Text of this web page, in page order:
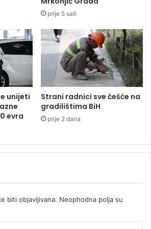
prije 5 sati
unijeti
evra
Strani radnici sve češće na
gradilištima BiH
prije 2 dana
biti objavljivana. Neophodna polja su